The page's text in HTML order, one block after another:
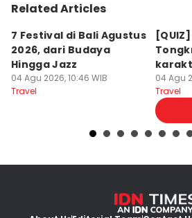
Related Articles
7 Festival di Bali Agustus
2026, dari Budaya
Hingga Jazz
04 Agu 2026, 10:46 WIB
Travel
Ini
04 Agu
Travel